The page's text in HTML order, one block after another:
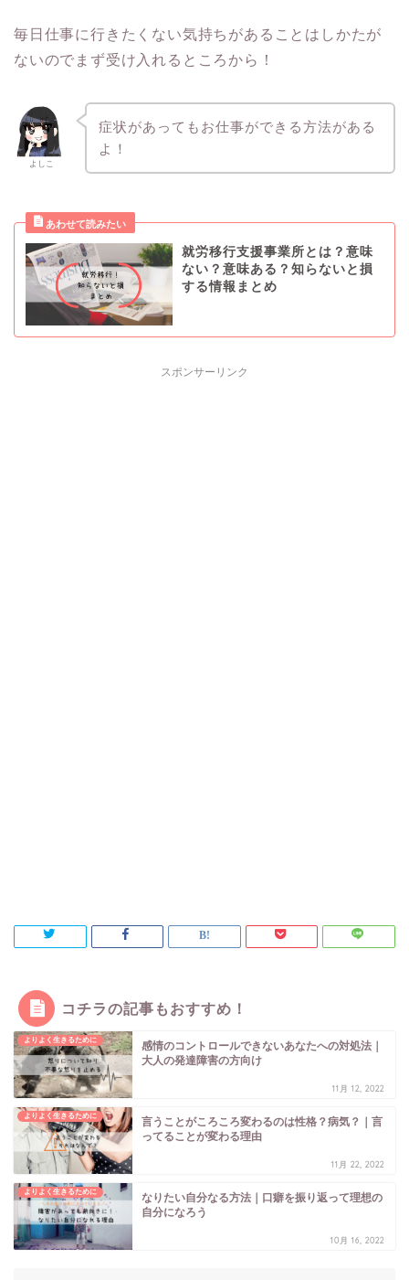
毎日仕事に行きたくない気持ちがあることはしかたが
ないのでまず受け入れるところから！
よしこ
症状があってもお仕事ができる方法がある
よ！
就労移行支援事業所とは？意味
ない？意味ある？知らないと損
する情報まとめ
スポンサーリンク
コチラの記事もおすすめ！
よりよく生きるために
感情のコントロールできないあなたへの対処法｜
大人の発達障害の方向け
11月 12, 2022
よりよく生きるために
言うことがころころ変わるのは性格？病気？｜言
ってることが変わる理由
11月 22, 2022
よりよく生きるために
なりたい自分なる方法｜口癖を振り返って理想の
自分になろう
10月 16, 2022